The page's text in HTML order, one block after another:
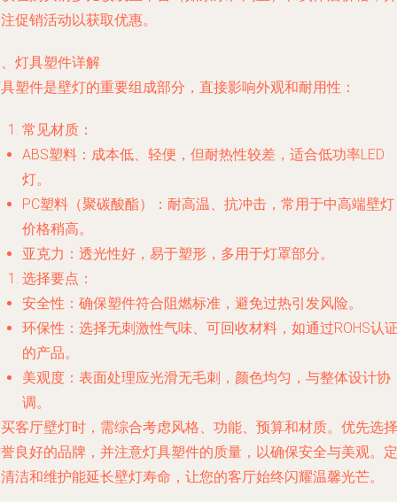
促销活动以获取优惠。
灯具塑件详解
塑件是壁灯的重要组成部分，直接影响外观和耐用性：
常见材质：
ABS塑料：成本低、轻便，但耐热性较差，适合低功率LED
灯。
PC塑料（聚碳酸酯）：耐高温、抗冲击，常用于中高端壁
价格稍高。
亚克力：透光性好，易于塑形，多用于灯罩部分。
选择要点：
安全性：确保塑件符合阻燃标准，避免过热引发风险。
环保性：选择无刺激性气味、可回收材料，如通过ROHS认
的产品。
美观度：表面处理应光滑无毛刺，颜色均匀，与整体设计协
调。
客厅壁灯时，需综合考虑风格、功能、预算和材质。优先选择
良好的品牌，并注意灯具塑件的质量，以确保安全与美观。定
洁和维护能延长壁灯寿命，让您的客厅始终闪耀温馨光芒。